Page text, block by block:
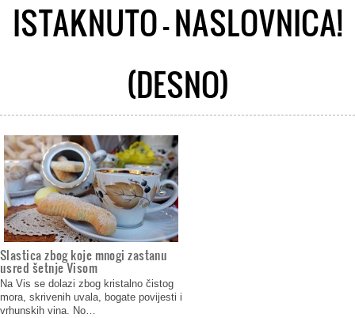
ISTAKNUTO – NASLOVNICA!
(DESNO)
Slastica zbog koje mnogi zastanu
usred šetnje Visom
Na Vis se dolazi zbog kristalno čistog
mora, skrivenih uvala, bogate povijesti i
vrhunskih vina. No…